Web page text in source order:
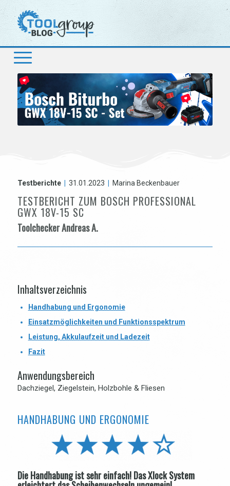
Testberichte 31.01.2023 Marina Beckenbauer
TESTBERICHT ZUM BOSCH PROFESSIONAL
GWX 18V-15 SC
Toolchecker Andreas A.
Inhaltsverzeichnis
Handhabung und Ergonomie
Einsatzmöglichkeiten und Funktionsspektrum
Leistung, Akkulaufzeit und Ladezeit
Fazit
Anwendungsbereich
Dachziegel, Ziegelstein, Holzbohle & Fliesen
HANDHABUNG UND ERGONOMIE
Die Handhabung ist sehr einfach! Das Xlock System